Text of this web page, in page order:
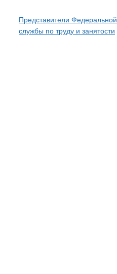
Представители Федеральной
службы по труду и занятости